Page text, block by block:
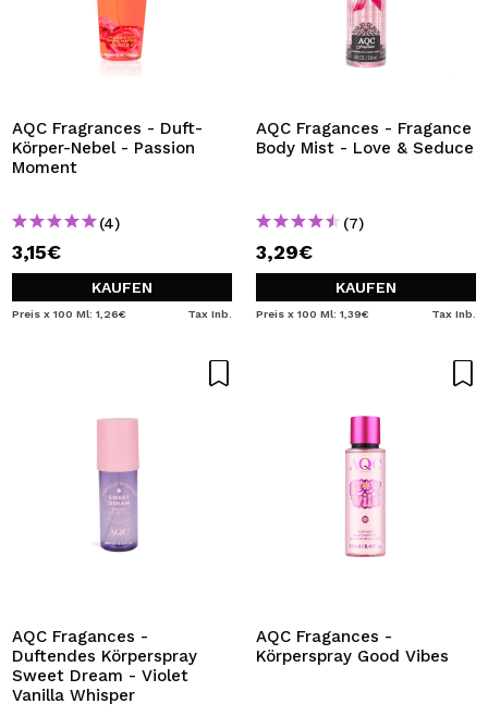
AQC Fragrances - Duft-
Körper-Nebel - Passion
Moment
(4)
3,15€
KAUFEN
Preis x 100 Ml: 1,26€ Tax Inb.
AQC Fragances - Fragance
Body Mist - Love & Seduce
(7)
3,29€
KAUFEN
Preis x 100 Ml: 1,39€ Tax Inb.
AQC Fragances -
Duftendes Körperspray
Sweet Dream - Violet
Vanilla Whisper
AQC Fragances -
Körperspray Good Vibes